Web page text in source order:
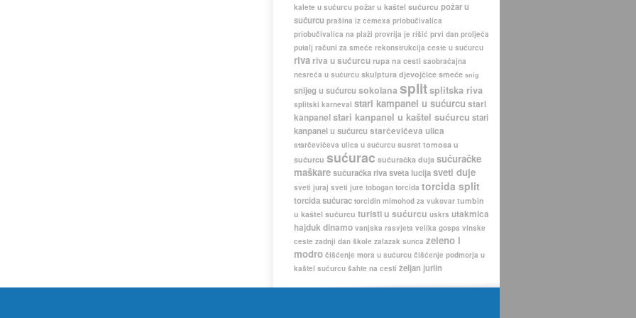
kalete u sućurcu požar u kaštel sućurcu požar u
sućurcu prašina iz cemexa priobučivalica
priobučivalica na plaži provrija je rišić prvi dan proljeća
putalj računi za smeće rekonstrukcija ceste u sućurcu
riva riva u sućurcu rupa na cesti saobraćajna
nesreća u sućurcu skulptura djevojčice smeće snig
snijeg u sućurcu sokolana splitsplitska riva
splitski karneval stari kampanel u sućurcu stari
kanpanelstari kanpanel u kaštel sućurcu stari
kanpanel u sućurcu starčevićeva ulica
starčevićeva ulica u sućurcu susret tomosa u
sućurcu sućurac sućuračka duja sućuračke
maškaresučuraćka rivasveta lucijasveti duje
sveti juraj sveti jure tobogan torcida torcida split
torcida sućurac torcidin mimohod za vukovar tumbin
u kaštel sućurcu turisti u sućurcu uskrs utakmica
hajduk dinamo vanjska rasvjeta velika gospa vinske
ceste zadnji dan škole zalazak sunca zeleno i
modro čišćenje mora u sućurcu čišćenje podmorja u
kaštel sućurcu šahte na cesti željan jurlin